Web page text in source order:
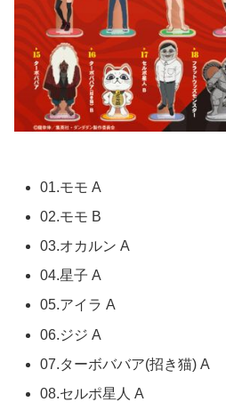
01.モモ A
02.モモ B
03.オカルン A
04.星子 A
05.アイラ A
06.ジジ A
07.ターボババア(招き猫) A
08.セルポ星人 A